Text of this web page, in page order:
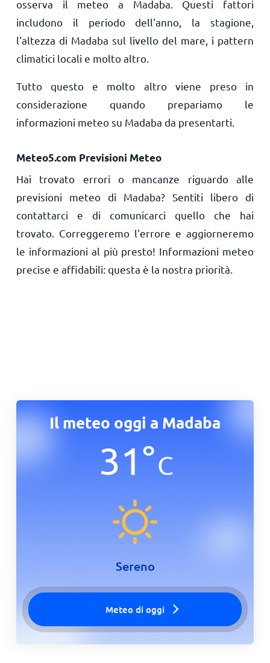
osserva il meteo a Madaba. Questi fattori
includono il periodo dell'anno, la stagione,
l'altezza di Madaba sul livello del mare, i pattern
climatici locali e molto altro.
Tutto questo e molto altro viene preso in
considerazione quando prepariamo le
informazioni meteo su Madaba da presentarti.
Meteo5.com Previsioni Meteo
Hai trovato errori o mancanze riguardo alle
previsioni meteo di Madaba? Sentiti libero di
contattarci e di comunicarci quello che hai
trovato. Correggeremo l'errore e aggiorneremo
le informazioni al più presto! Informazioni meteo
precise e affidabili: questa è la nostra priorità.
Il meteo oggi a Madaba
31°C
Sereno
Meteo di oggi